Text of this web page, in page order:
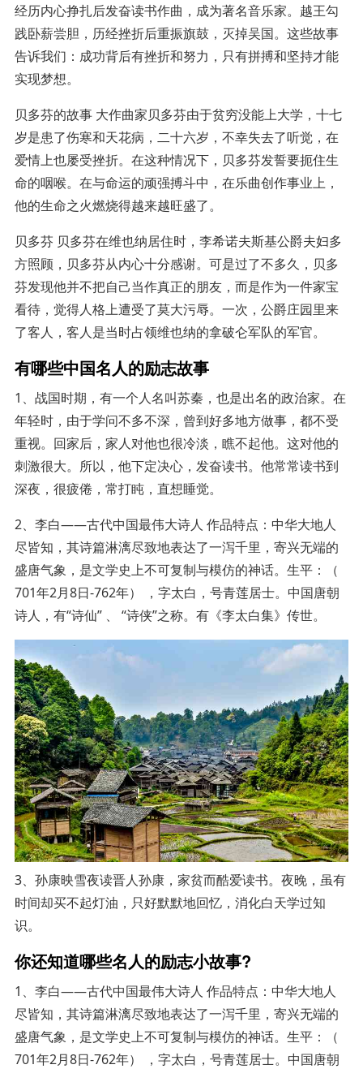
经历内心挣扎后发奋读书作曲，成为著名音乐家。越王勾
践卧薪尝胆，历经挫折后重振旗鼓，灭掉吴国。这些故事
告诉我们：成功背后有挫折和努力，只有拼搏和坚持才能
实现梦想。
贝多芬的故事 大作曲家贝多芬由于贫穷没能上大学，十七
岁是患了伤寒和天花病，二十六岁，不幸失去了听觉，在
爱情上也屡受挫折。在这种情况下，贝多芬发誓要扼住生
命的咽喉。在与命运的顽强搏斗中，在乐曲创作事业上，
他的生命之火燃烧得越来越旺盛了。
贝多芬 贝多芬在维也纳居住时，李希诺夫斯基公爵夫妇多
方照顾，贝多芬从内心十分感谢。可是过了不多久，贝多
芬发现他并不把自己当作真正的朋友，而是作为一件家宝
看待，觉得人格上遭受了莫大污辱。一次，公爵庄园里来
了客人，客人是当时占领维也纳的拿破仑军队的军官。
有哪些中国名人的励志故事
1、战国时期，有一个人名叫苏秦，也是出名的政治家。在
年轻时，由于学问不多不深，曾到好多地方做事，都不受
重视。回家后，家人对他也很冷淡，瞧不起他。这对他的
刺激很大。所以，他下定决心，发奋读书。他常常读书到
深夜，很疲倦，常打盹，直想睡觉。
2、李白——古代中国最伟大诗人 作品特点：中华大地人
尽皆知，其诗篇淋漓尽致地表达了一泻千里，寄兴无端的
盛唐气象，是文学史上不可复制与模仿的神话。生平：（
701年2月8日-762年） ，字太白，号青莲居士。中国唐朝
诗人，有“诗仙” 、 “诗侠”之称。有《李太白集》传世。
3、孙康映雪夜读晋人孙康，家贫而酷爱读书。夜晚，虽有
时间却买不起灯油，只好默默地回忆，消化白天学过知
识。
你还知道哪些名人的励志小故事?
1、李白——古代中国最伟大诗人 作品特点：中华大地人
尽皆知，其诗篇淋漓尽致地表达了一泻千里，寄兴无端的
盛唐气象，是文学史上不可复制与模仿的神话。生平：（
701年2月8日-762年） ，字太白，号青莲居士。中国唐朝